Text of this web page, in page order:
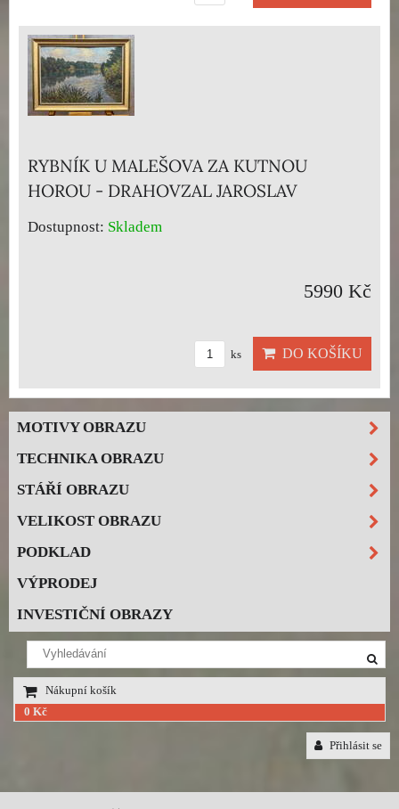
RYBNÍK U MALEŠOVA ZA KUTNOU
HOROU - DRAHOVZAL JAROSLAV
Dostupnost: Skladem
5990 Kč
ks DO KOŠÍKU
MOTIVY OBRAZU
TECHNIKA OBRAZU
STÁŘÍ OBRAZU
VELIKOST OBRAZU
PODKLAD
VÝPRODEJ
INVESTIČNÍ OBRAZY
Nákupní košík
0 Kč
Přihlásit se